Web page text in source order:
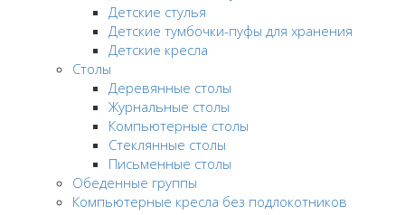
Детские стулья
Детские тумбочки-пуфы для хранения
Детские кресла
Столы
Деревянные столы
Журнальные столы
Компьютерные столы
Стеклянные столы
Письменные столы
Обеденные группы
Компьютерные кресла без подлокотников